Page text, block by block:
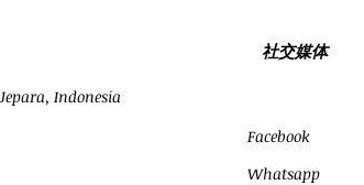
Indonesia
社交媒体
Facebook
Whatsapp